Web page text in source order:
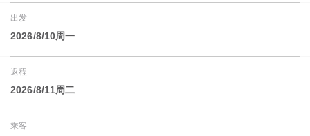
出发
2026/8/10周一
返程
2026/8/11周二
乘客